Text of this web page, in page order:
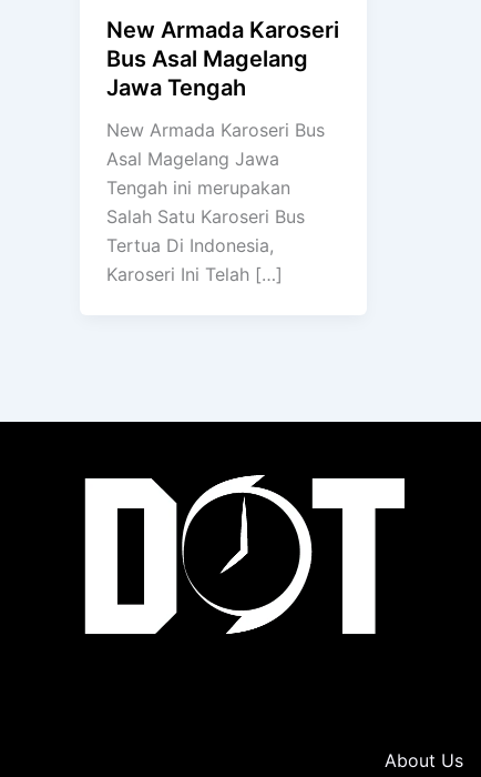
New Armada Karoseri
Bus Asal Magelang
Jawa Tengah
New Armada Karoseri Bus
Asal Magelang Jawa
Tengah ini merupakan
Salah Satu Karoseri Bus
Tertua Di Indonesia,
Karoseri Ini Telah […]
About Us